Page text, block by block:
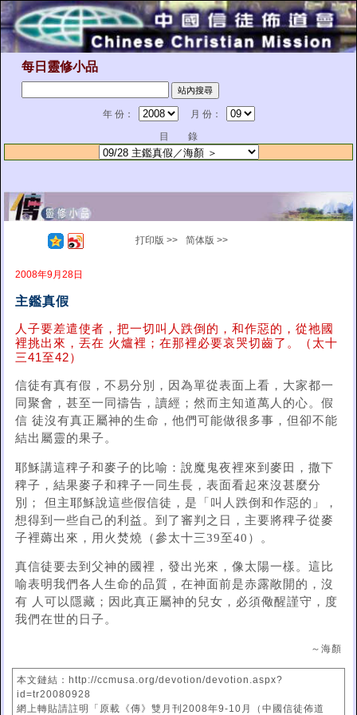
每日靈修小品
年 份：
月 份：
目 錄
打印版 >> 简体版 >>
2008年9月28日
主鑑真假
人子要差遣使者，把一切叫人跌倒的，和作惡的，從祂國
裡挑出來，丟在 火爐裡；在那裡必要哀哭切齒了。（太十
三41至42）
信徒有真有假，不易分別，因為單從表面上看，大家都一
同聚會，甚至一同禱告，讀經；然而主知道萬人的心。假
信 徒沒有真正屬神的生命，他們可能做很多事，但卻不能
結出屬靈的果子。
耶穌講這稗子和麥子的比喻：說魔鬼夜裡來到麥田，撒下
稗子，結果麥子和稗子一同生長，表面看起來沒甚麼分
別； 但主耶穌說這些假信徒，是「叫人跌倒和作惡的」，
想得到一些自己的利益。到了審判之日，主要將稗子從麥
子裡薅出來，用火焚燒（參太十三39至40）。
真信徒要去到父神的國裡，發出光來，像太陽一樣。這比
喻表明我們各人生命的品質，在神面前是赤露敞開的，沒
有 人可以隱藏；因此真正屬神的兒女，必須儆醒謹守，度
我們在世的日子。
～海顏
本文鏈結：http://ccmusa.org/devotion/devotion.aspx?
id=tr20080928
網上轉貼請註明「原載《傳》雙月刊2008年9-10月（中國信徒佈道